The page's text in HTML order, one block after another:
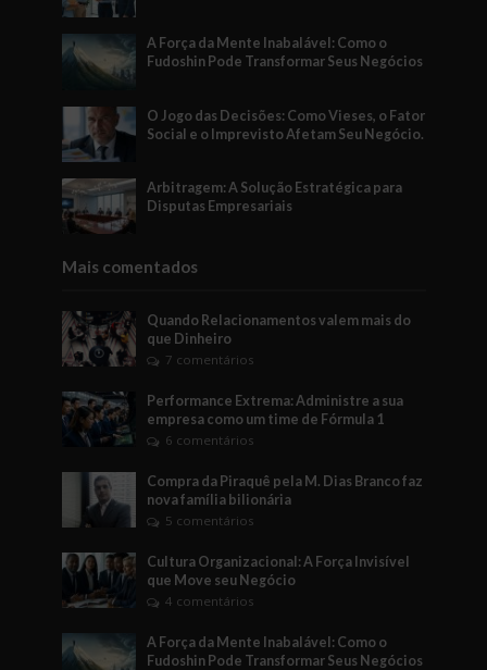
A Força da Mente Inabalável: Como o
Fudoshin Pode Transformar Seus Negócios
O Jogo das Decisões: Como Vieses, o Fator
Social e o Imprevisto Afetam Seu Negócio.
Arbitragem: A Solução Estratégica para
Disputas Empresariais
Mais comentados
Quando Relacionamentos valem mais do
que Dinheiro
7 comentários
Performance Extrema: Administre a sua
empresa como um time de Fórmula 1
6 comentários
Compra da Piraquê pela M. Dias Branco faz
nova família bilionária
5 comentários
Cultura Organizacional: A Força Invisível
que Move seu Negócio
4 comentários
A Força da Mente Inabalável: Como o
Fudoshin Pode Transformar Seus Negócios